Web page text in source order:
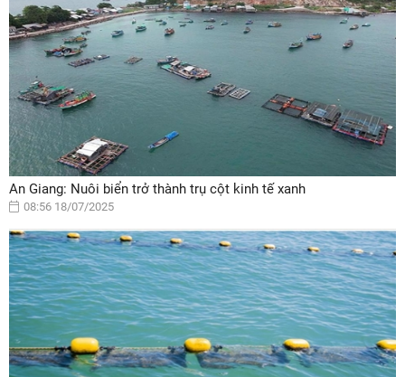
An Giang: Nuôi biển trở thành trụ cột kinh tế xanh
08:56 18/07/2025